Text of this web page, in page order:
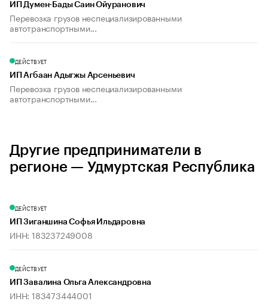
ИП Думен-Бады Саин Ойуранович
Перевозка грузов неспециализированными
автотранспортными...
ДЕЙСТВУЕТ
ИП Агбаан Адыгжы Арсеньевич
Перевозка грузов неспециализированными
автотранспортными...
Другие предприниматели в
регионе — Удмуртская Республика
ДЕЙСТВУЕТ
ИП Зиганшина Софья Ильдаровна
ИНН: 183237249008
ДЕЙСТВУЕТ
ИП Завалина Ольга Александровна
ИНН: 183473444001